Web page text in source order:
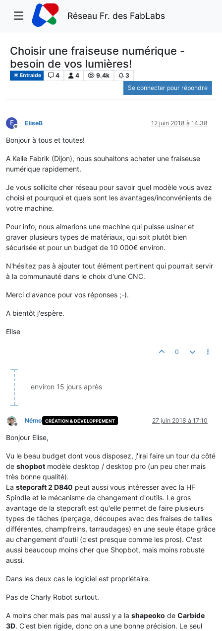
Réseau Fr. des FabLabs
Choisir une fraiseuse numérique -
besoin de vos lumières!
Entraide 4 4 9.4k
3
Se connecter pour répondre
E
Hors-ligne
EliseB 12 juin 2018 à 14:38
Bonjour à tous et toutes!
A Kelle Fabrik (Dijon), nous souhaitons acheter une fraiseuse
numérique rapidement.
Je vous sollicite cher réseau pour savoir quel modèle vous avez
choisi et pourquoi et quels sont les avantages/inconvénients de
votre machine.
Pour info, nous aimerions une machine qui puisse usiner et
graver plusieurs types de matériaux, qui soit plutôt bien
sécurisée et pour un budget de 10 000€ environ.
N'hésitez pas à ajouter tout élément pertinent qui pourrait servir
à la communauté dans le choix d'une CNC.
Merci d'avance pour vos réponses ;-).
A bientôt j'espère.
Elise
0
environ 15 jours après
Hors-ligne
Némo CRÉATION & DÉVELOPPEMENT 27 juin 2018 à 17:10
Bonjour Elise,
Vu le beau budget dont vous disposez, j'irai faire un tour du côté
de shopbot modèle desktop / desktop pro (un peu cher mais
très bonne qualité).
La stepcraft 2 D840 peut aussi vous intéresser avec la HF
Spindle et le mécanisme de changement d'outils. Le gros
avantage de la stepcraft est qu'elle permet de faire plusieurs
types de tâches (perçage, découpes avec des fraises de tailles
différentes, champfreins, tarraudages) en une seule étape grâce
au changement d'outil (c'est presque comme les pros). C'est
aussi beaucoup moins cher que Shopbot, mais moins robuste
aussi.
Dans les deux cas le logiciel est propriétaire.
Pas de Charly Robot surtout.
A moins cher mais pas mal aussi y a la shapeoko de Carbide
3D. C'est bien rigide, donc on a une bonne précision. Le seul